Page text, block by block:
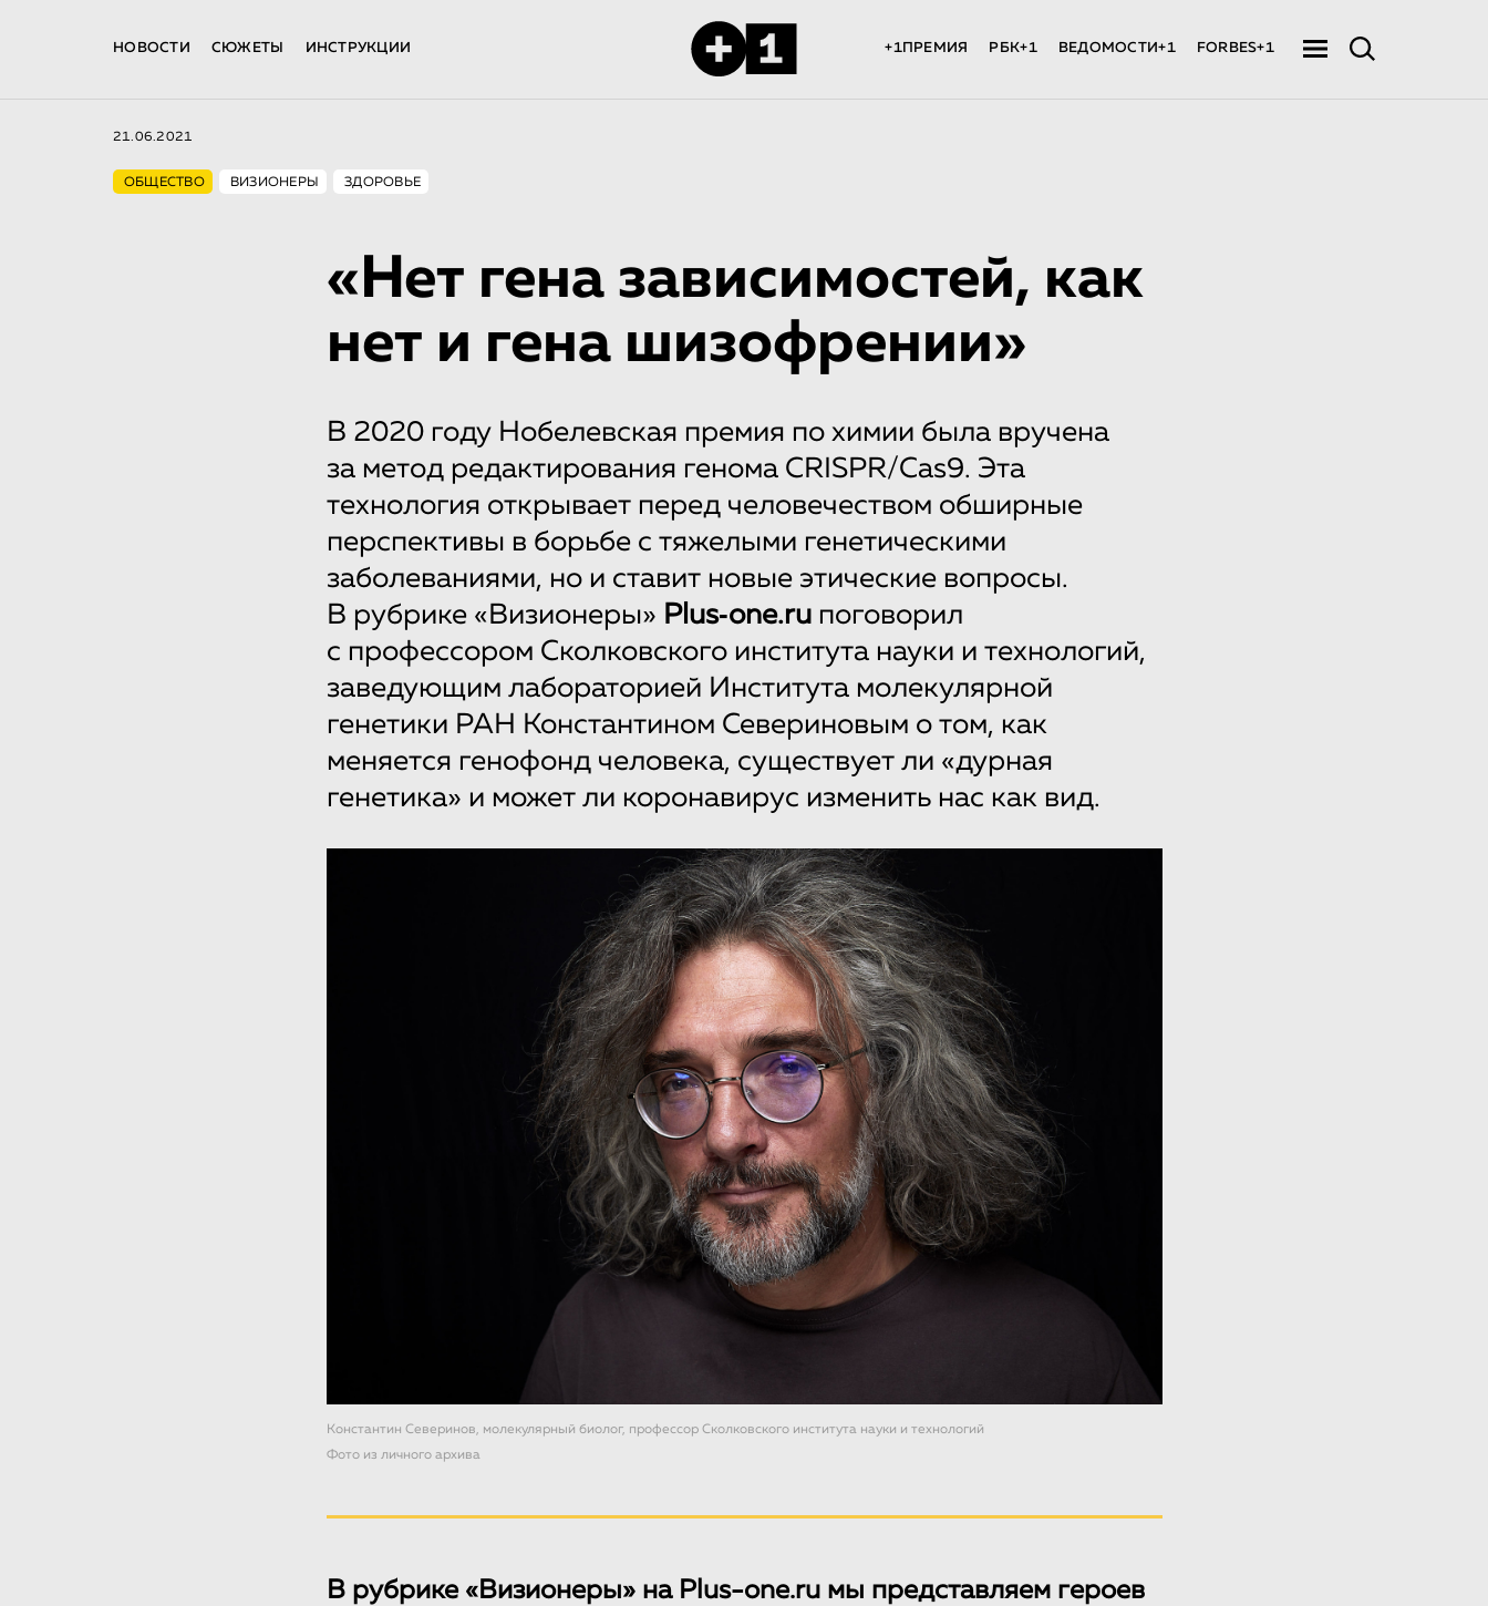
НОВОСТИ СЮЖЕТЫ ИНСТРУКЦИИ +1ПРЕМИЯ РБК+1 ВЕДОМОСТИ+1 FORBES+1
21.06.2021
ОБЩЕСТВО ВИЗИОНЕРЫ ЗДОРОВЬЕ
«Нет гена зависимостей, как
нет и гена шизофрении»
В 2020 году Нобелевская премия по химии была вручена
за метод редактирования генома CRISPR/Cas9. Эта
технология открывает перед человечеством обширные
перспективы в борьбе с тяжелыми генетическими
заболеваниями, но и ставит новые этические вопросы.
В рубрике «Визионеры» Plus‑one.ruпоговорил
с профессором Сколковского института науки и технологий,
заведующим лабораторией Института молекулярной
генетики РАН Константином Севериновым о том, как
меняется генофонд человека, существует ли «дурная
генетика» и может ли коронавирус изменить нас как вид.
Константин Северинов, молекулярный биолог, профессор Сколковского института науки и технологий
Фото из личного архива
В рубрике «Визионеры» на Plus-one.ru мы представляем героев